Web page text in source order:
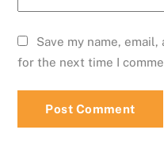
Save my name,
for the next time I